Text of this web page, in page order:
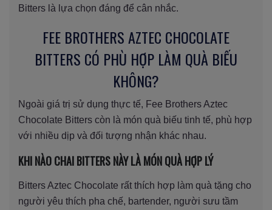
Bitters là lựa chọn đáng để cân nhắc.
FEE BROTHERS AZTEC CHOCOLATE
BITTERS CÓ PHÙ HỢP LÀM QUÀ BIẾU
KHÔNG?
Ngoài giá trị sử dụng thực tế, Fee Brothers Aztec
Chocolate Bitters còn là món quà biếu tinh tế, phù hợp
với nhiều dịp và đối tượng nhận khác nhau.
KHI NÀO CHAI BITTERS NÀY LÀ MÓN QUÀ HỢP LÝ
Bitters Aztec Chocolate rất thích hợp làm quà tặng cho
người yêu thích pha chế, bartender, người sưu tầm